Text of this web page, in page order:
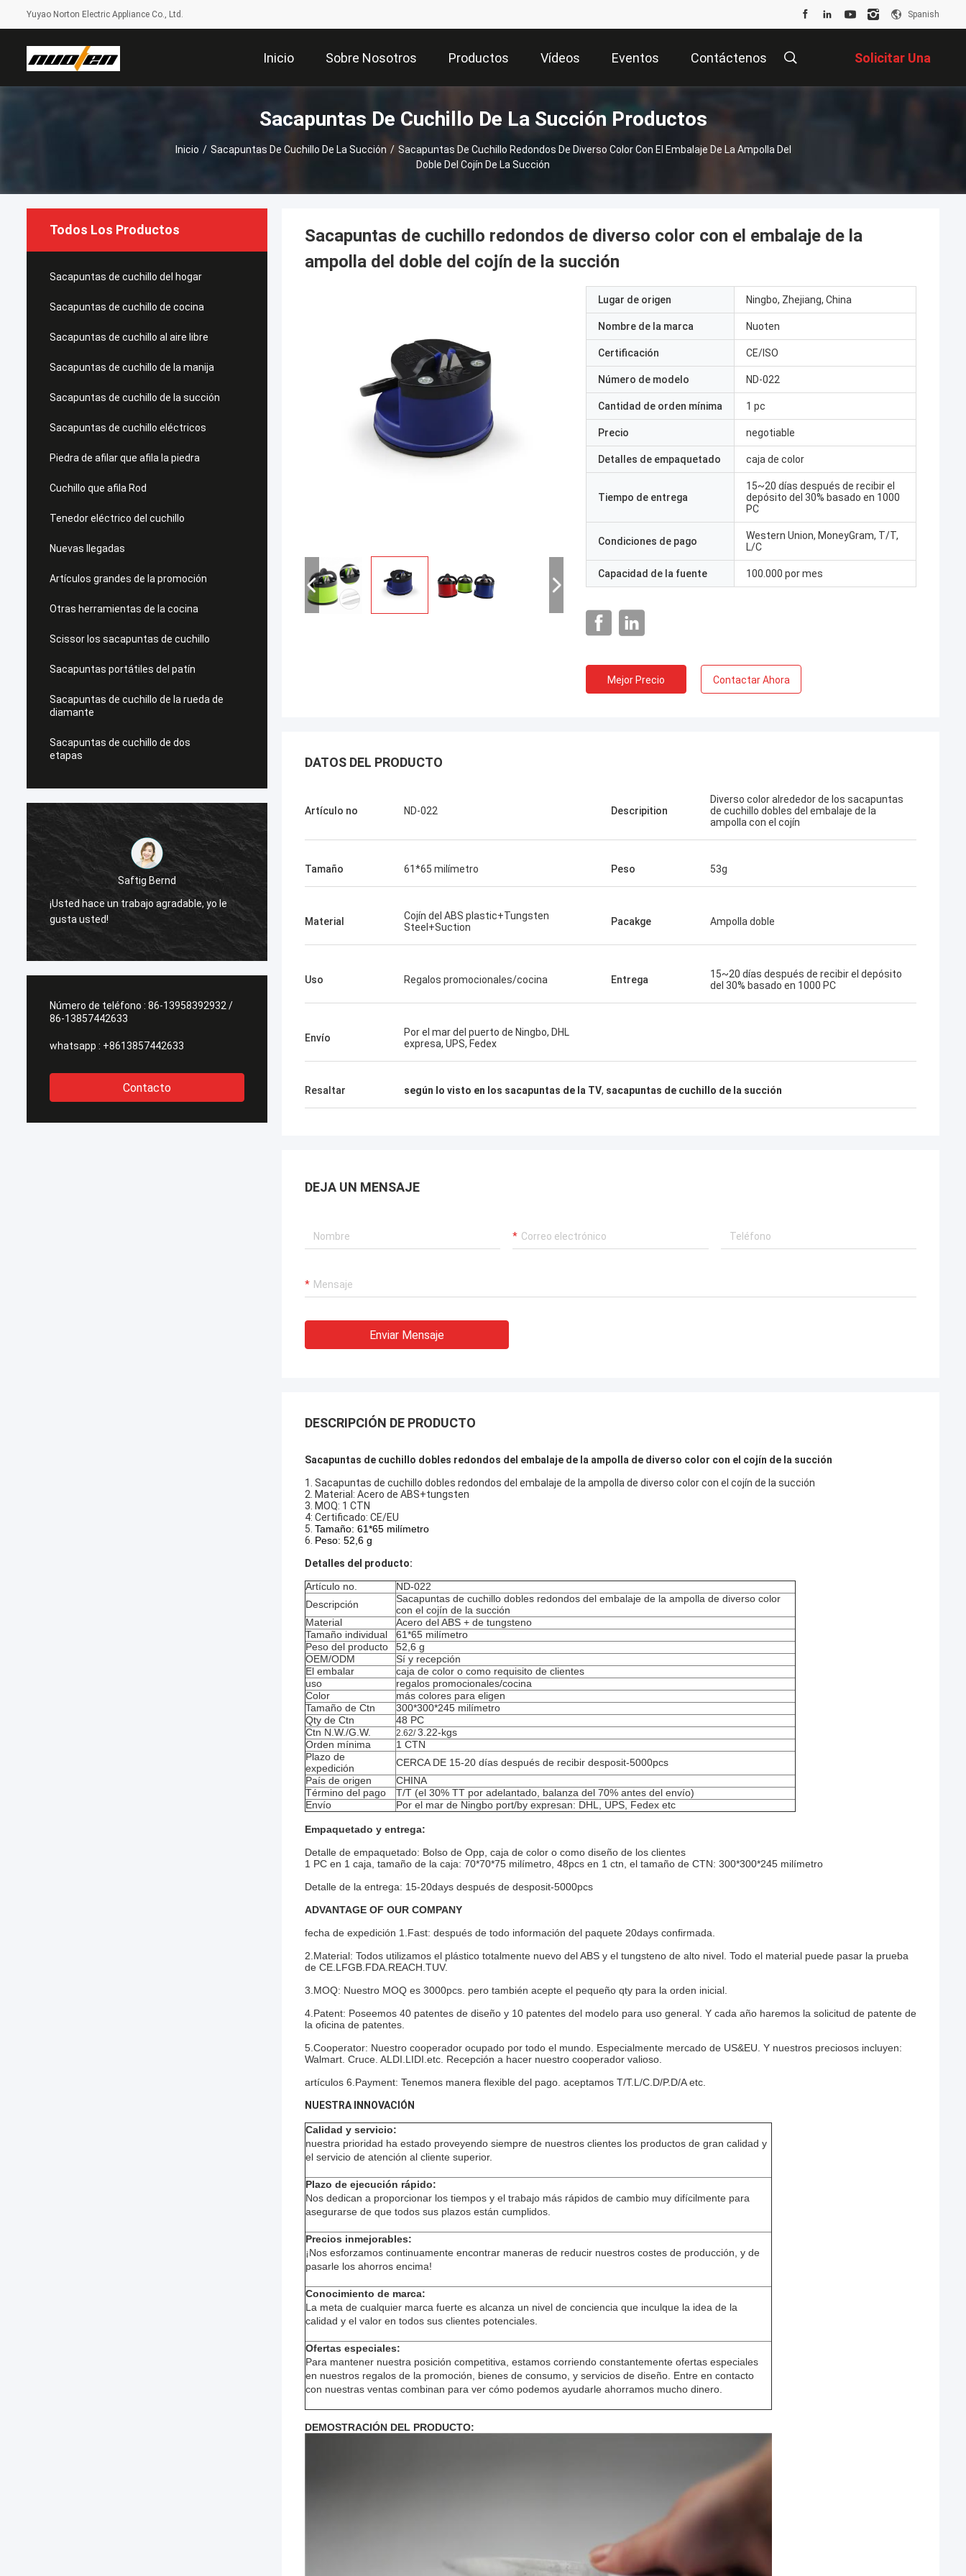
Yuyao Norton Electric Appliance Co., Ltd. Spanish
Inicio Sobre Nosotros Productos Vídeos Eventos Contáctenos Solicitar Una
Cotización
Sacapuntas De Cuchillo De La Succión Productos
Inicio / Sacapuntas De Cuchillo De La Succión / Sacapuntas De Cuchillo Redondos De Diverso Color Con El Embalaje De La Ampolla Del
Doble Del Cojín De La Succión
Todos Los Productos
Sacapuntas de cuchillo del hogar
Sacapuntas de cuchillo de cocina
Sacapuntas de cuchillo al aire libre
Sacapuntas de cuchillo de la manija
Sacapuntas de cuchillo de la succión
Sacapuntas de cuchillo eléctricos
Piedra de afilar que afila la piedra
Cuchillo que afila Rod
Tenedor eléctrico del cuchillo
Nuevas llegadas
Artículos grandes de la promoción
Otras herramientas de la cocina
Scissor los sacapuntas de cuchillo
Sacapuntas portátiles del patín
Sacapuntas de cuchillo de la rueda de
diamante
Sacapuntas de cuchillo de dos
etapas
Saftig Bernd
¡Usted hace un trabajo agradable, yo le
gusta usted!
necesidad el otro proveedor!
Número de teléfono : 86-13958392932 /
86-13857442633
whatsapp : +8613857442633
Contacto
Sacapuntas de cuchillo redondos de diverso color con el embalaje de la
ampolla del doble del cojín de la succión
Lugar de origen Ningbo, Zhejiang, China
Nombre de la marca Nuoten
Certificación CE/ISO
Número de modelo ND-022
Cantidad de orden mínima 1 pc
Precio negotiable
Detalles de empaquetado caja de color
Tiempo de entrega
15~20 días después de recibir el
depósito del 30% basado en 1000
PC
Condiciones de pago
Western Union, MoneyGram, T/T,
L/C
Capacidad de la fuente 100.000 por mes
Mejor Precio Contactar Ahora
DATOS DEL PRODUCTO
Artículo no ND-022 Descripition
Diverso color alrededor de los sacapuntas
de cuchillo dobles del embalaje de la
ampolla con el cojín
Tamaño 61*65 milímetro Peso 53g
Material
Cojín del ABS plastic+Tungsten
Steel+Suction
Pacakge Ampolla doble
Uso Regalos promocionales/cocina Entrega
15~20 días después de recibir el depósito
del 30% basado en 1000 PC
Envío
Por el mar del puerto de Ningbo, DHL
expresa, UPS, Fedex
Resaltar según lo visto en los sacapuntas de la TV, sacapuntas de cuchillo de la succión
DEJA UN MENSAJE
Enviar Mensaje
DESCRIPCIÓN DE PRODUCTO
Sacapuntas de cuchillo dobles redondos del embalaje de la ampolla de diverso color con el cojín de la succión
1. Sacapuntas de cuchillo dobles redondos del embalaje de la ampolla de diverso color con el cojín de la succión
2. Material: Acero de ABS+tungsten
3. MOQ: 1 CTN
4: Certificado: CE/EU
5. Tamaño: 61*65 milímetro
6. Peso: 52,6 g
Detalles del producto:
Artículo no.
ND-022
Descripción
Sacapuntas de cuchillo dobles redondos del embalaje de la ampolla de diverso color
con el cojín de la succión
Material
Acero del ABS + de tungsteno
Tamaño individual
61*65 milímetro
Peso del producto
52,6 g
OEM/ODM
Sí y recepción
El embalar
caja de color o como requisito de clientes
uso
regalos promocionales/cocina
Color
más colores para eligen
Tamaño de Ctn
300*300*245 milímetro
Qty de Ctn
48 PC
Ctn N.W./G.W.
2.62/3.22-kgs
Orden mínima
1 CTN
Plazo de
expedición
CERCA DE 15-20 días después de recibir desposit-5000pcs
País de origen
CHINA
Término del pago
T/T (el 30% TT por adelantado, balanza del 70% antes del envío)
Envío
Por el mar de Ningbo port/by expresan: DHL, UPS, Fedex etc
Empaquetado y entrega:
Detalle de empaquetado: Bolso de Opp, caja de color o como diseño de los clientes
1 PC en 1 caja, tamaño de la caja: 70*70*75 milímetro, 48pcs en 1 ctn, el tamaño de CTN: 300*300*245 milímetro
Detalle de la entrega: 15-20days después de desposit-5000pcs
ADVANTAGE OF OUR COMPANY
fecha de expedición 1.Fast: después de todo información del paquete 20days confirmada.
2.Material: Todos utilizamos el plástico totalmente nuevo del ABS y el tungsteno de alto nivel. Todo el material puede pasar la prueba
de CE.LFGB.FDA.REACH.TUV.
3.MOQ: Nuestro MOQ es 3000pcs. pero también acepte el pequeño qty para la orden inicial.
4.Patent: Poseemos 40 patentes de diseño y 10 patentes del modelo para uso general. Y cada año haremos la solicitud de patente de
la oficina de patentes.
5.Cooperator: Nuestro cooperador ocupado por todo el mundo. Especialmente mercado de US&EU. Y nuestros preciosos incluyen:
Walmart. Cruce. ALDI.LIDI.etc. Recepción a hacer nuestro cooperador valioso.
artículos 6.Payment: Tenemos manera flexible del pago. aceptamos T/T.L/C.D/P.D/A etc.
NUESTRA INNOVACIÓN
Calidad y servicio:
nuestra prioridad ha estado proveyendo siempre de nuestros clientes los productos de gran calidad y
el servicio de atención al cliente superior.
Plazo de ejecución rápido:
Nos dedican a proporcionar los tiempos y el trabajo más rápidos de cambio muy difícilmente para
asegurarse de que todos sus plazos están cumplidos.
Precios inmejorables:
¡Nos esforzamos continuamente encontrar maneras de reducir nuestros costes de producción, y de
pasarle los ahorros encima!
Conocimiento de marca:
La meta de cualquier marca fuerte es alcanza un nivel de conciencia que inculque la idea de la
calidad y el valor en todos sus clientes potenciales.
Ofertas especiales:
Para mantener nuestra posición competitiva, estamos corriendo constantemente ofertas especiales
en nuestros regalos de la promoción, bienes de consumo, y servicios de diseño. Entre en contacto
con nuestras ventas combinan para ver cómo podemos ayudarle ahorramos mucho dinero.
DEMOSTRACIÓN DEL PRODUCTO: